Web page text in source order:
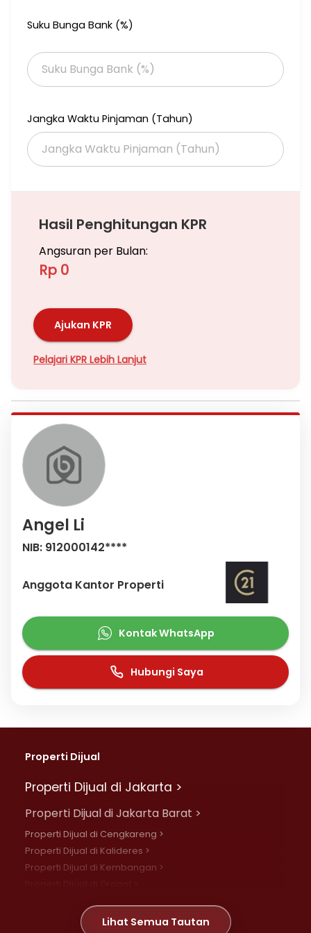
Suku Bunga Bank (%)
Jangka Waktu Pinjaman (Tahun)
Hasil Penghitungan KPR
Angsuran per Bulan:
Rp 0
Ajukan KPR
Pelajari KPR Lebih Lanjut
Angel Li
NIB: 912000142****
Anggota Kantor Properti
Kontak WhatsApp
Hubungi Saya
Properti Dijual
Properti Dijual di Jakarta >
Properti Dijual di Jakarta Barat >
Properti Dijual di Cengkareng >
Properti Dijual di Kalideres >
Properti Dijual di Kembangan >
Properti Dijual di Meruya >Lihat Semua Tautan